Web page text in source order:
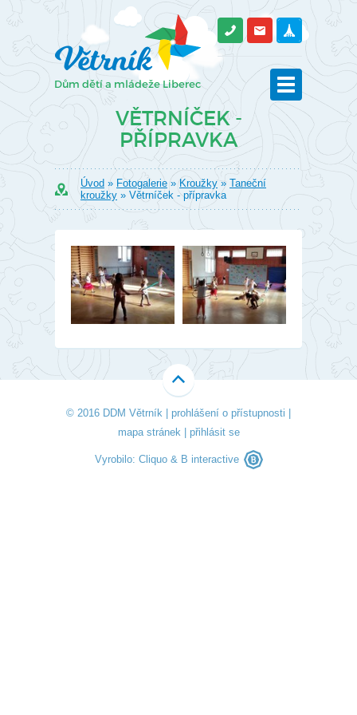
VĚTRNÍČEK -
PŘÍPRAVKA
Úvod » Fotogalerie »Kroužky » Taneční
kroužky » Větrníček - přípravka
© 2016 DDM Větrník | prohlášení o přístupnosti |
mapa stránek | přihlásit se
Vyrobilo: Cliquo& B interactive